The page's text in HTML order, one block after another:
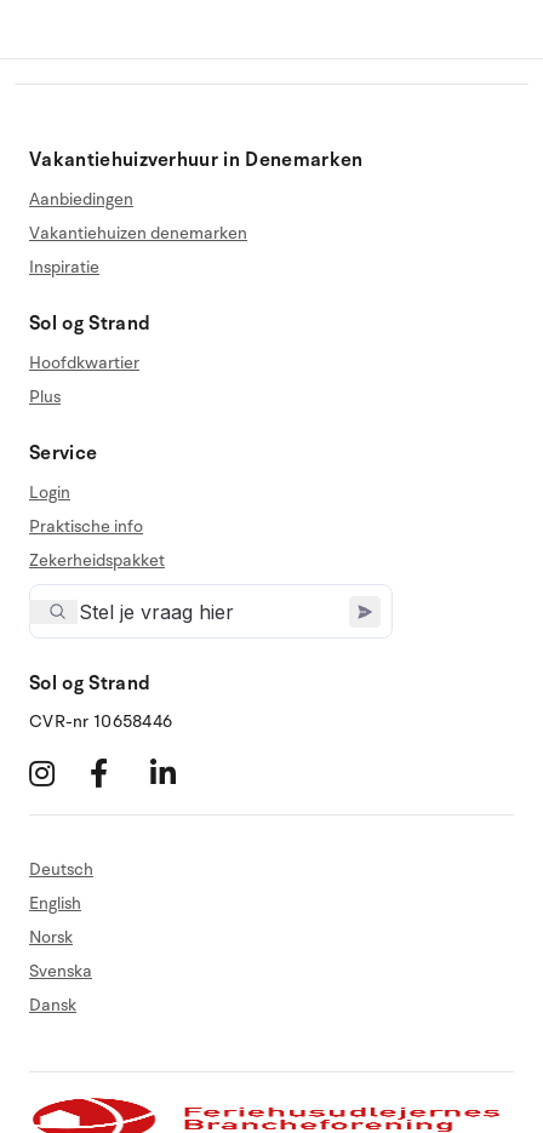
Vakantiehuizverhuur in Denemarken
Aanbiedingen
Vakantiehuizen denemarken
Inspiratie
Sol og Strand
Hoofdkwartier
Plus
Service
Login
Praktische info
Zekerheidspakket
Sol og Strand
CVR-nr 10658446
Deutsch
English
Norsk
Svenska
Dansk